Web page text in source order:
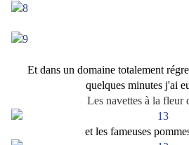
.
Et dans un domaine totalement
quelques minutes j'ai
Les navettes à la fleur
et les fameuses